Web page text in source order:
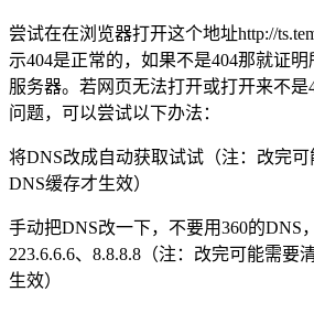
尝试在在浏览器打开这个地址http://
示404是正常的，如果不是404那就证
服务器。若网页无法打开或打开来不是
问题，可以尝试以下办法：
将DNS改成自动获取试试（注：改完
DNS缓存才生效）
手动把DNS改一下，不要用360的DNS
223.6.6.6、8.8.8.8（注：改完可能需要
生效）